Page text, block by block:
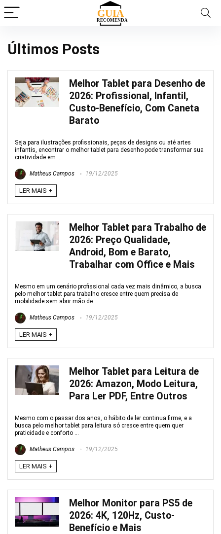
Últimos Posts
Melhor Tablet para Desenho de
2026: Profissional, Infantil,
Custo-Benefício, Com Caneta
Barato
Seja para ilustrações profissionais, peças de designs ou até artes
infantis, encontrar o melhor tablet para desenho pode transformar sua
criatividade em ...
Matheus Campos 19/12/2025
LER MAIS +
Melhor Tablet para Trabalho de
2026: Preço Qualidade,
Android, Bom e Barato,
Trabalhar com Office e Mais
Mesmo em um cenário profissional cada vez mais dinâmico, a busca
pelo melhor tablet para trabalho cresce entre quem precisa de
mobilidade sem abrir mão de ...
Matheus Campos 19/12/2025
LER MAIS +
Melhor Tablet para Leitura de
2026: Amazon, Modo Leitura,
Para Ler PDF, Entre Outros
Mesmo com o passar dos anos, o hábito de ler continua firme, e a
busca pelo melhor tablet para leitura só cresce entre quem quer
praticidade e conforto ...
Matheus Campos 19/12/2025
LER MAIS +
Melhor Monitor para PS5 de
2026: 4K, 120Hz, Custo-
Benefício e Mais